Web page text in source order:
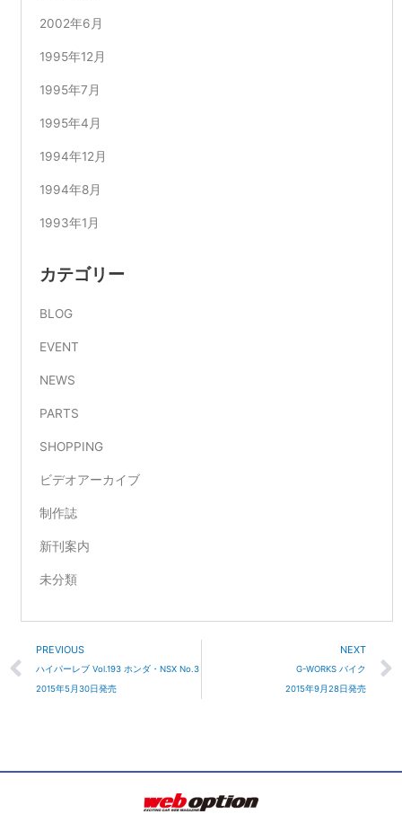
2002年6月
1995年12月
1995年7月
1995年4月
1994年12月
1994年8月
1993年1月
カテゴリー
BLOG
EVENT
NEWS
PARTS
SHOPPING
ビデオアーカイブ
制作誌
新刊案内
未分類
Prev
PREVIOUS
ハイパーレブ Vol.193 ホンダ・NSX No.3
2015年5月30日発売
NEXT
G-WORKS バイク
2015年9月28日発売